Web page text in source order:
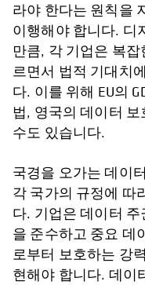
라야 한다는 원칙을
이행해야 합니다. 디
만큼, 각 기업은 복
르면서 법적 기대치
다. 이를 위해 EU의
법, 영국의 데이터
수도 있습니다.
국경을 오가는 데이
각 국가의 규정에 따
다. 기업은 데이터
을 준수하고 중요 데
로부터 보호하는 강
현해야 합니다. 데이